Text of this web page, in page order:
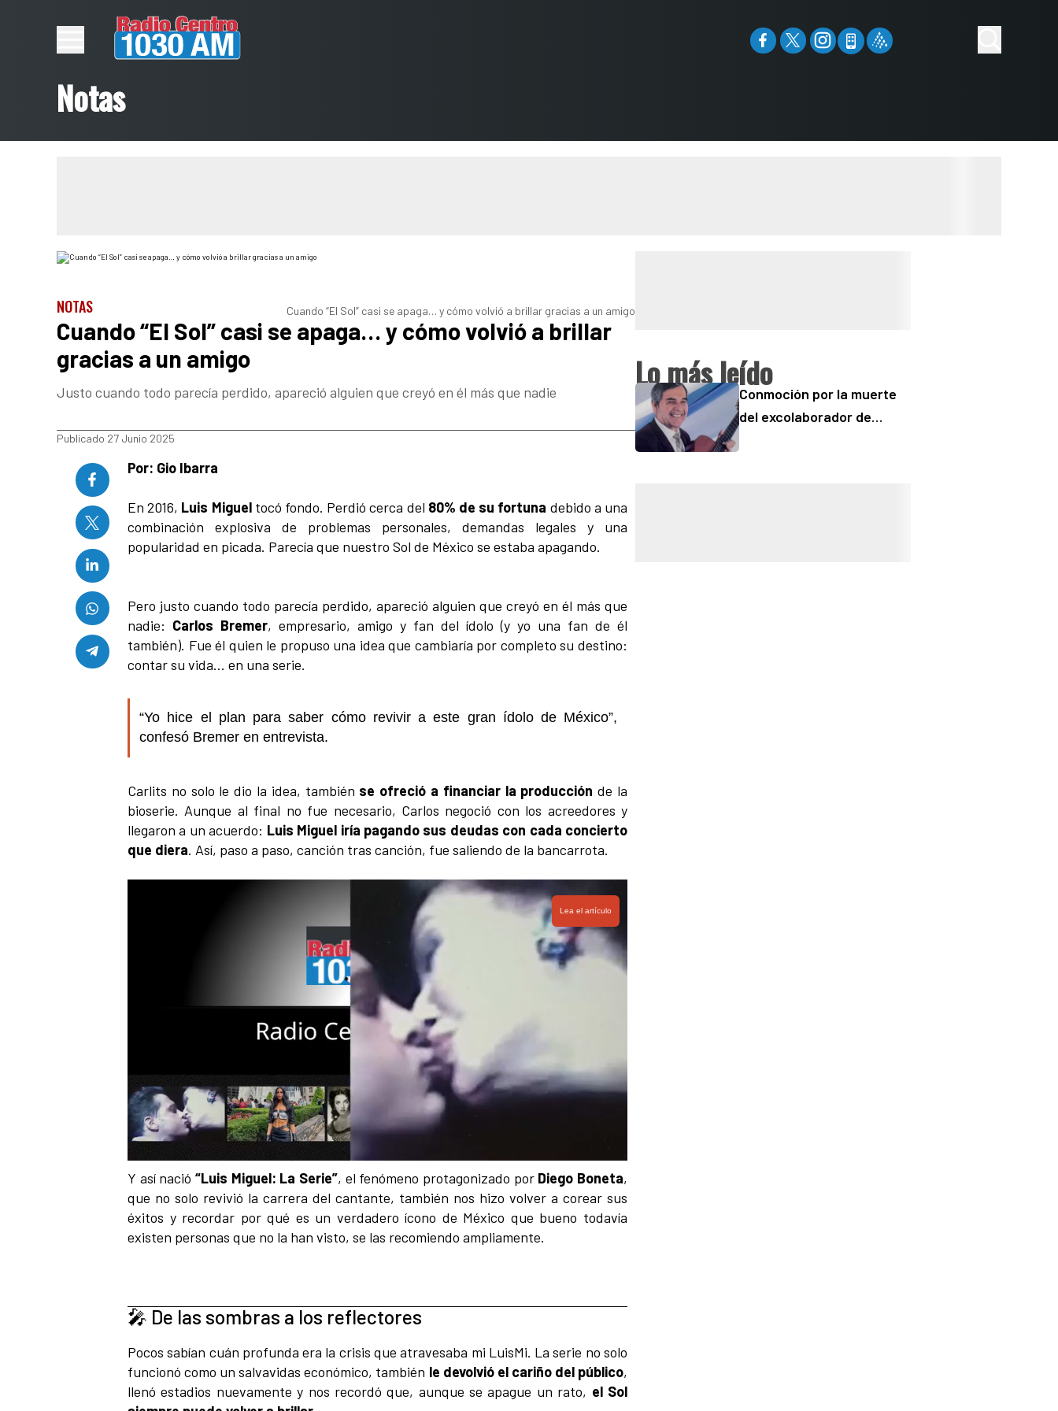
Notas
Cuando “El Sol” casi se apaga… y cómo volvió a brillar gracias a un amigo
NOTAS
Cuando “El Sol” casi se apaga… y cómo volvió a brillar
gracias a un amigo
Justo cuando todo parecía perdido, apareció alguien que creyó en él más que nadie
Publicado 27 Junio 2025
Por: Gio Ibarra
En 2016, Luis Migueltocó fondo. Perdió cerca del 80% de su fortuna debido a una
combinación explosiva de problemas personales, demandas legales y una
popularidad en picada. Parecía que nuestro Sol de México se estaba apagando.
Pero justo cuando todo parecía perdido, apareció alguien que creyó en él más que
nadie: Carlos Bremer, empresario, amigo y fan del ídolo (y yo una fan de él
también). Fue él quien le propuso una idea que cambiaría por completo su destino:
contar su vida… en una serie.
“Yo hice el plan para saber cómo revivir a este gran ídolo de México”,
confesó Bremer en entrevista.
Carlits no solo le dio la idea, también se ofreció a financiar la producción de la
bioserie. Aunque al final no fue necesario, Carlos negoció con los acreedores y
llegaron a un acuerdo: Luis Miguel iría pagando sus deudas con cada concierto
que diera. Así, paso a paso, canción tras canción, fue saliendo de la bancarrota.
Lea el artículo
Y así nació “Luis Miguel: La Serie”, el fenómeno protagonizado por Diego Boneta,
que no solo revivió la carrera del cantante, también nos hizo volver a corear sus
éxitos y recordar por qué es un verdadero ícono de México que bueno todavía
existen personas que no la han visto, se las recomiendo ampliamente.
🎤 De las sombras a los reflectores
Pocos sabían cuán profunda era la crisis que atravesaba mi LuisMi. La serie no solo
funcionó como un salvavidas económico, también le devolvió el cariño del público,
llenó estadios nuevamente y nos recordó que, aunque se apague un rato, el Sol
Lo más leído
Conmoción por la muerte
del excolaborador de